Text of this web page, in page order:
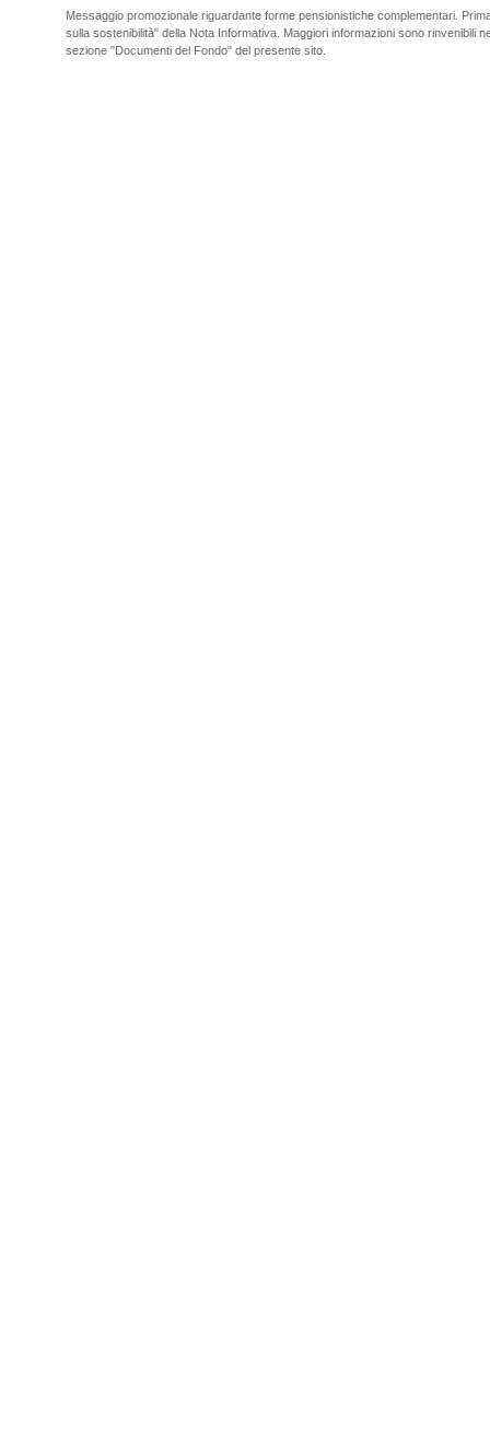
Messaggio promozionale riguardante forme pensionistiche complementari.
sulla sostenibilità" della Nota Informativa. Maggiori informazioni sono rinvenibili
sezione "Documenti del Fondo" del presente sito.